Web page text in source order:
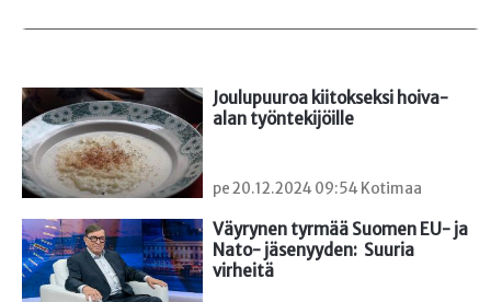
Joulupuuroa kiitokseksi hoiva-
alan työntekijöille
pe 20.12.2024 09:54 Kotimaa
Väyrynen tyrmää Suomen EU- ja
Nato- jäsenyyden:  Suuria
virheitä